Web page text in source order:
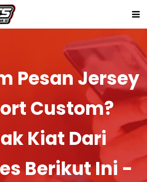
Pesan Jersey
Custom?
Kiat Dari
Berikut Ini -